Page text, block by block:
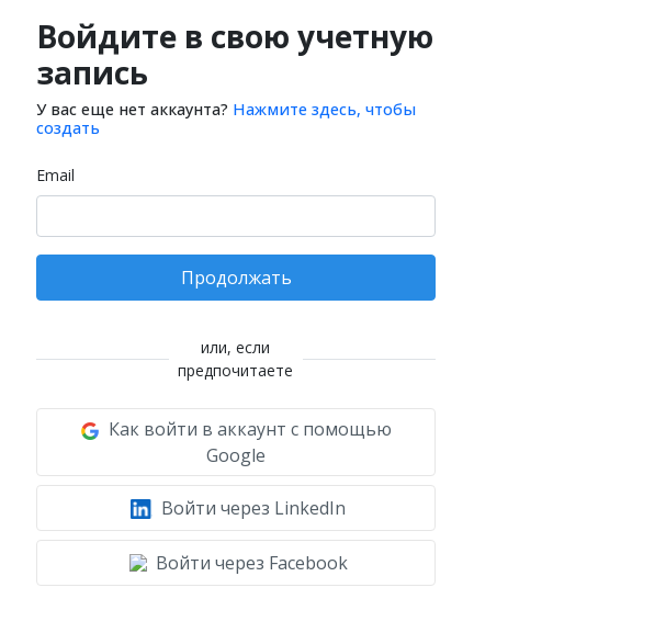
Войдите в свою учетную
запись
У вас еще нет аккаунта? Нажмите здесь, чтобы
создать
Email
Продолжать
или, если
предпочитаете
Как войти в аккаунт с помощью
Google
Войти через LinkedIn
Войти через Facebook